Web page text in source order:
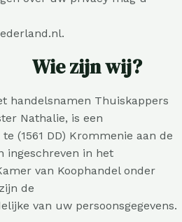
zijn wij?
handelsnamen Thuiskappers
Nathalie, is een
(1561 DD) Krommenie aan de
ingeschreven in het
van Koophandel onder
de
van uw persoonsgegevens.